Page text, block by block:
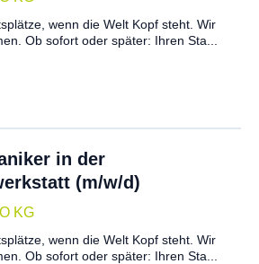
wenn die Welt Kopf steht. Wir
Ob sofort oder später: Ihren Sta...
in der
(m/w/d)
KG
wenn die Welt Kopf steht. Wir
Ob sofort oder später: Ihren Sta...